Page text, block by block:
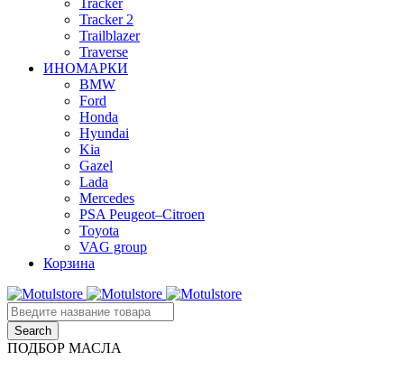
Tracker
Tracker 2
Trailblazer
Traverse
ИНОМАРКИ
BMW
Ford
Honda
Hyundai
Kia
Gazel
Lada
Mercedes
PSA Peugeot–Citroen
Toyota
VAG group
Корзина
ПОДБОР МАСЛА